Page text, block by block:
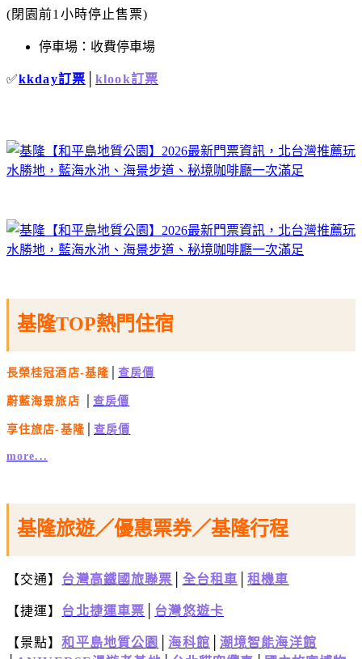
(閉園前1小時停止售票)
停車場：收費停車場
✅kkday訂票 │klook訂票
基隆TOP熱門住宿
長榮桂冠酒店-基隆 │查房價
蔚藍海景旅店 查房價
享住旅店-基隆│ 查房價
more...
基隆旅遊／優惠票券／基隆行程
【交通】 台灣高鐵國旅聯票 全台租車 │租機車
【捷運】 台北捷運車票 台灣悠遊卡
【景點】和平島地質公園 │海科館
潮境智能海洋館